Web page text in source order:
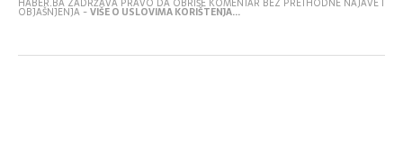
OBJAŠNJENJA -VIŠE O USLOVIMA KORIŠTENJA...